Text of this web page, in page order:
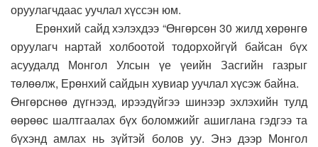
оруулагчдаас уучлал хүссэн юм.
Ерөнхий сайд хэлэхдээ “Өнгөрсөн 30 жилд хөрөнгө
оруулагч нартай холбоотой тодорхойгүй байсан бүх
асуудалд Монгол Улсын үе үеийн Засгийн газрыг
төлөөлж, Ерөнхий сайдын хувиар уучлал хүсэж байна.
Өнгөрснөө дүгнээд, ирээдүйгээ шинээр эхлэхийн тулд
өөрөөс шалтгаалах бүх боломжийг ашиглана гэдгээ та
бүхэнд амлах нь зүйтэй болов уу. Энэ дээр Монгол